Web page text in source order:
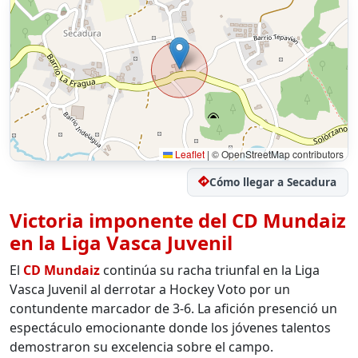
Leaflet | © OpenStreetMap contributors
Cómo llegar a Secadura
Victoria imponente del CD Mundaiz
en la Liga Vasca Juvenil
El CD Mundaiz continúa su racha triunfal en la Liga
Vasca Juvenil al derrotar a Hockey Voto por un
contundente marcador de 3-6. La afición presenció un
espectáculo emocionante donde los jóvenes talentos
demostraron su excelencia sobre el campo.